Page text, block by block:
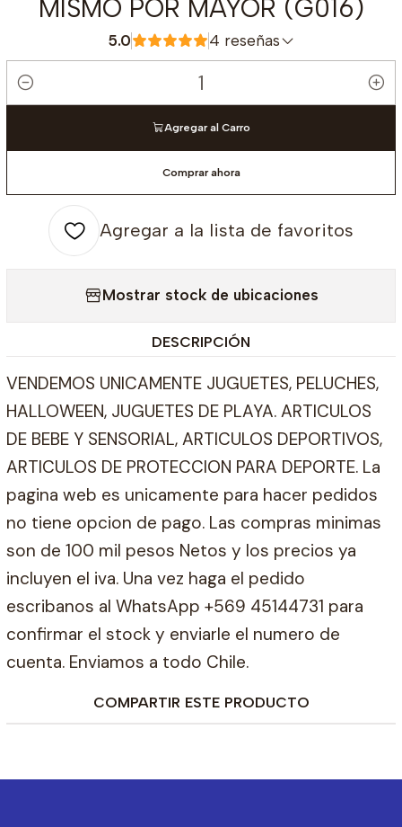
MISMO POR MAYOR (G016)
5.0 4 reseñas
Cantidad
Agregar al Carro
Comprar ahora
Agregar a la lista de favoritos
Mostrar stock de ubicaciones
DESCRIPCIÓN
VENDEMOS UNICAMENTE JUGUETES, PELUCHES,
HALLOWEEN, JUGUETES DE PLAYA. ARTICULOS
DE BEBE Y SENSORIAL, ARTICULOS DEPORTIVOS,
ARTICULOS DE PROTECCION PARA DEPORTE. La
pagina web es unicamente para hacer pedidos
no tiene opcion de pago. Las compras minimas
son de 100 mil pesos Netos y los precios ya
incluyen el iva. Una vez haga el pedido
escribanos al WhatsApp +569 45144731 para
confirmar el stock y enviarle el numero de
cuenta. Enviamos a todo Chile.
COMPARTIR ESTE PRODUCTO